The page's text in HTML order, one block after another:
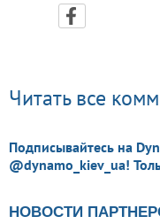
Читать все
Подписывайтесь на
@dynamo_kiev_ua!